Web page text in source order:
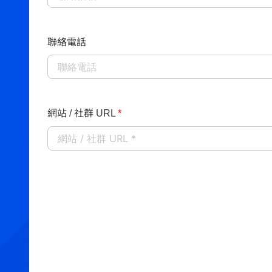
聯絡電話
網站 / 社群 URL *